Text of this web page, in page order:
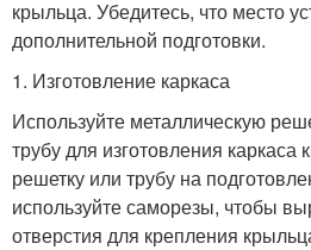
крыльца. Убедитесь, что место
дополнительной подготовки.
1. Изготовление каркаса
Используйте металлическую
трубу для изготовления
решетку или трубу на
используйте саморезы, чтобы
отверстия для крепления